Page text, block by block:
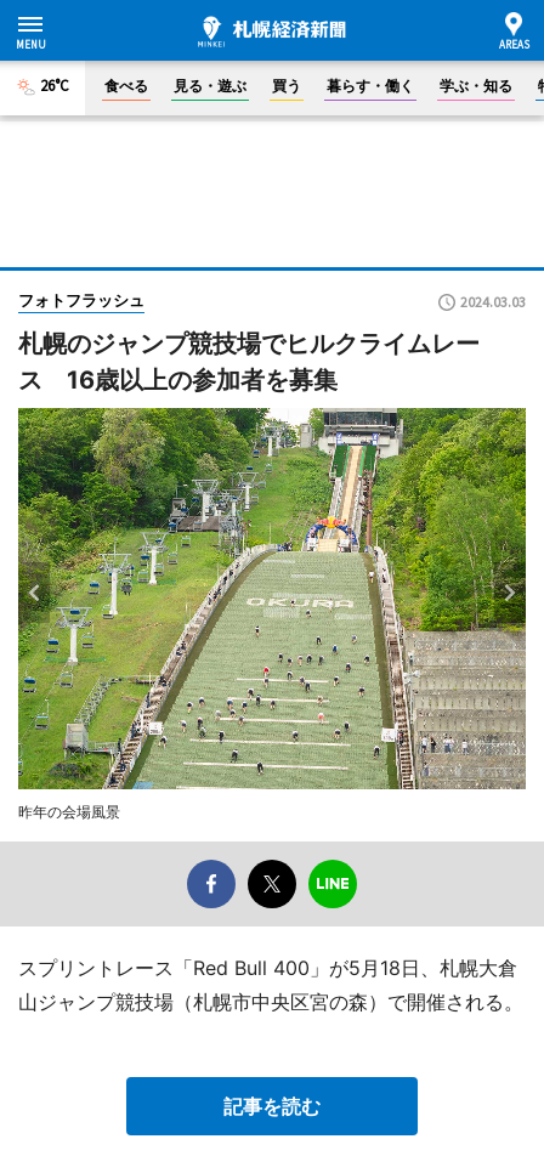
26°C 食べる 見る・遊ぶ 買う 暮らす・働く 学ぶ・知る
フォトフラッシュ 2024.03.03
札幌のジャンプ競技場でヒルクライムレー
ス 16歳以上の参加者を募集
昨年の会場風景
スプリントレース「Red Bull 400」が5月18日、札幌大倉
山ジャンプ競技場（札幌市中央区宮の森）で開催される。
記事を読む